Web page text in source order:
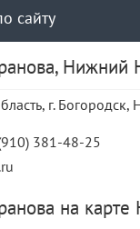
Нижний
г. Богородск,
381-48-25
на карте